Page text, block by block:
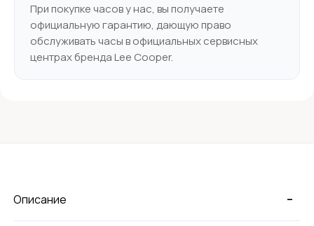
При покупке часов у нас, вы получаете
официальную гарантию, дающую право
обслуживать часы в официальных сервисных
центрах бренда Lee Cooper.
-
Описание